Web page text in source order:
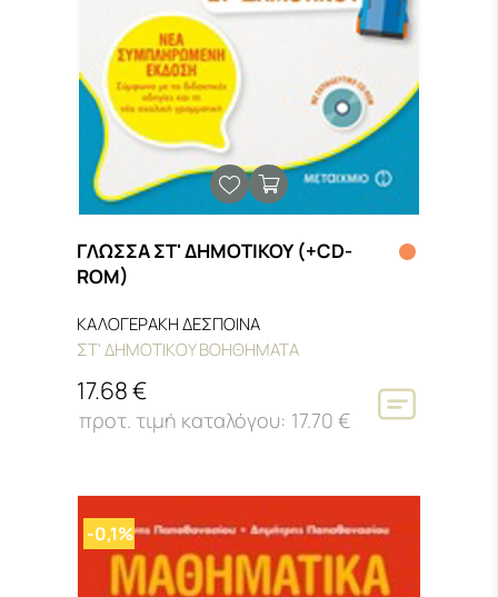
ΓΛΩΣΣΑ ΣΤ' ΔΗΜΟΤΙΚΟΥ (+CD-
ROM)
ΚΑΛΟΓΕΡΑΚΗ ΔΕΣΠΟΙΝΑ
ΣΤ' ΔΗΜΟΤΙΚΟΥ ΒΟΗΘΗΜΑΤΑ
17.68 €
17.70 €
-0,1%